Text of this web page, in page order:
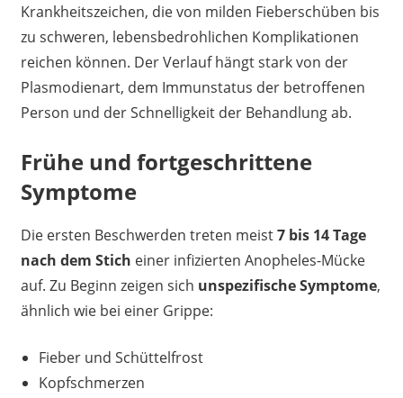
Krankheitszeichen, die von milden Fieberschüben bis
zu schweren, lebensbedrohlichen Komplikationen
reichen können. Der Verlauf hängt stark von der
Plasmodienart, dem Immunstatus der betroffenen
Person und der Schnelligkeit der Behandlung ab.
Frühe und fortgeschrittene
Symptome
Die ersten Beschwerden treten meist7 bis 14 Tage
nach dem Stich einer infizierten Anopheles-Mücke
auf. Zu Beginn zeigen sich unspezifische Symptome,
ähnlich wie bei einer Grippe:
Fieber und Schüttelfrost
Kopfschmerzen